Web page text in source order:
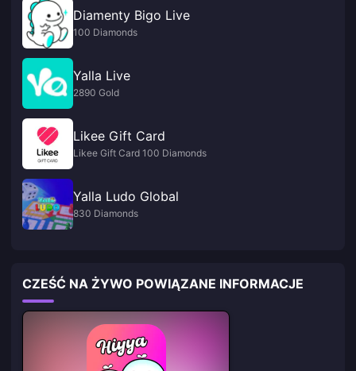
Diamenty Bigo Live
100 Diamonds
Yalla Live
2890 Gold
Likee Gift Card
Likee Gift Card 100 Diamonds
Yalla Ludo Global
830 Diamonds
CZEŚĆ NA ŻYWO POWIĄZANE INFORMACJE